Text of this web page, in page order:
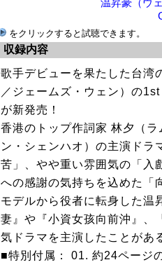
温昇豪（ウ
をクリックすると試聴できます。
収録内容
歌手デビューを果たした台湾
／ジェームズ・ウェン）の
が新発売！
香港のトップ作詞家 林夕（
ン・シェンハオ）の主演ドラ
苦」、やや重い雰囲気の「入
への感謝の気持ちを込めた「
モデルから役者に転身した温
妻』や『小資女孩向前沖』、
気ドラマを主演したことがあ
■特別付属： 01. 約24ペー